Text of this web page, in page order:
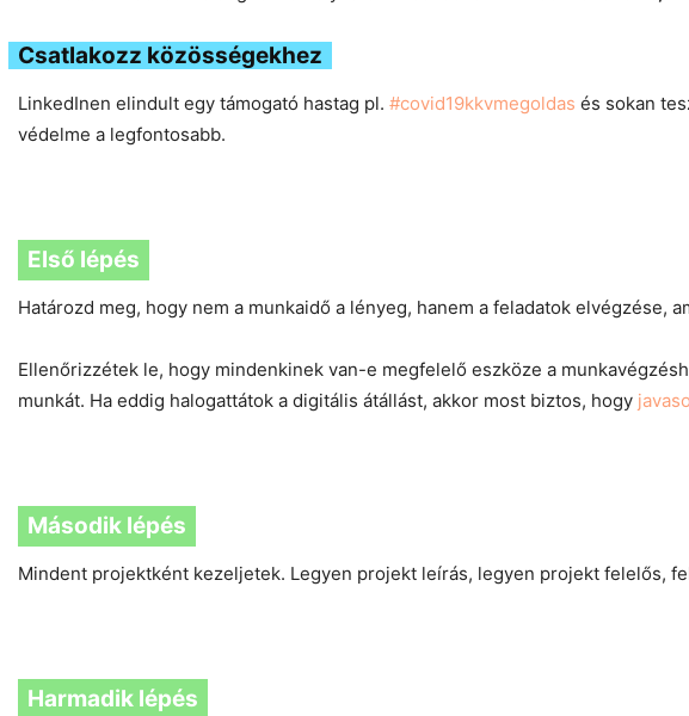
Csatlakozz közösségekhez
LinkedInen elindult egy támogató hastag pl. #covid19kkvmegoldas és sokan
védelme a legfontosabb.
Első lépés
Határozd meg, hogy nem a munkaidő a lényeg, hanem a feladatok elvégzése,
Ellenőrizzétek le, hogy mindenkinek van-e megfelelő eszköze a
munkát. Ha eddig halogattátok a digitális átállást, akkor most biztos, hogy
Második lépés
Mindent projektként kezeljetek. Legyen projekt leírás, legyen projekt felelős,
Harmadik lépés